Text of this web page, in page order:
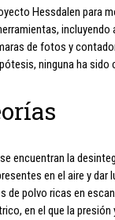
Hessdalen para
de fotos y
ninguna ha
encuentran la
en el aire y
de polvo ricas en
en el que la